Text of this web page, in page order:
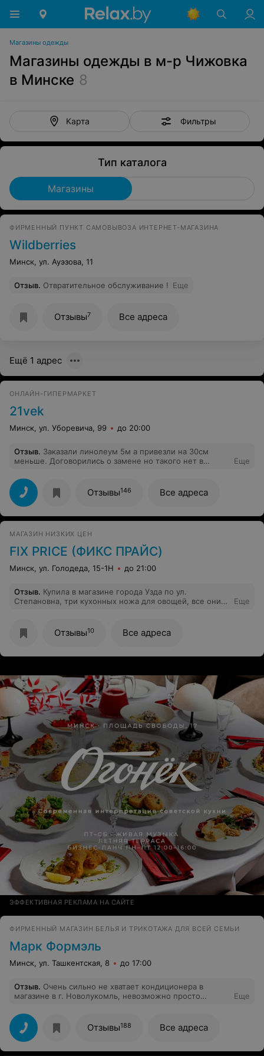
Магазины одежды
Магазины одежды в м-р Чижовка
в Минске 8
Карта Фильтры
Тип каталога
Магазины
ФИРМЕННЫЙ ПУНКТ САМОВЫВОЗА ИНТЕРНЕТ-МАГАЗИНА
Wildberries
Минск, ул. Ауэзова, 11
Отзыв. Отвратительное обслуживание ! Еще
Отзывы7 Все адреса
Ещё 1 адрес
ОНЛАЙН-ГИПЕРМАРКЕТ
21vek
Минск, ул. Уборевича, 99 до 20:00
Отзыв. Заказали линолеум 5м а привезли на 30см
меньше. Договорились о замене но такого нет в
несколько дней, но за день сообщили что этого уже
вдруг не оказалось, договорились ещё другой
заменить через несколько дней и опять таки за один
день оказалось что сделают замену через неделю или
две.... Но есть предположение что просто тянут
делать Только сейчас увидели много негативных
отзывов.
Еще
Отзывы146 Все адреса
МАГАЗИН НИЗКИХ ЦЕН
FIX PRICE (ФИКС ПРАЙС)
Минск, ул. Голодеда, 15-1Н до 21:00
Отзыв. Купила в магазине города Узда по ул.
Степановна, три кухонных ножа для овощей, все они
ясно понять что замены не будет. Поэтому хотите
выбросить деньги, идите в эту сеть магазинов.
Еще
Отзывы10 Все адреса
ЭФФЕКТИВНАЯ РЕКЛАМА НА САЙТЕ
ФИРМЕННЫЙ МАГАЗИН БЕЛЬЯ И ТРИКОТАЖА ДЛЯ ВСЕЙ СЕМЬИ
Марк Формэль
Минск, ул. Ташкентская, 8 до 17:00
Отзыв. Очень сильно не хватает кондиционера в
магазине в г. Новолукомль, невозможно просто
желание - сбежать побыстрее, очень жарко и душно.
Уважаемое руководство, примите меры и пожалейте
своих клиентов и сотрудников, которым приходиться
работать в таких невыносимых условиях!
Еще
Отзывы188 Все адреса